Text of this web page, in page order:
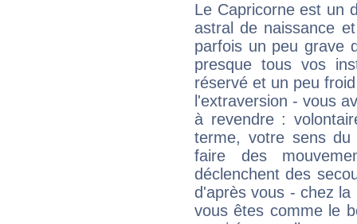
Le Capricorne est un
astral de naissance
parfois un peu grave
presque tous vos
réservé et un peu
l'extraversion - vous
à revendre :
terme, votre sens
faire des
déclenchent des
d'après vous - chez
vous êtes comme le